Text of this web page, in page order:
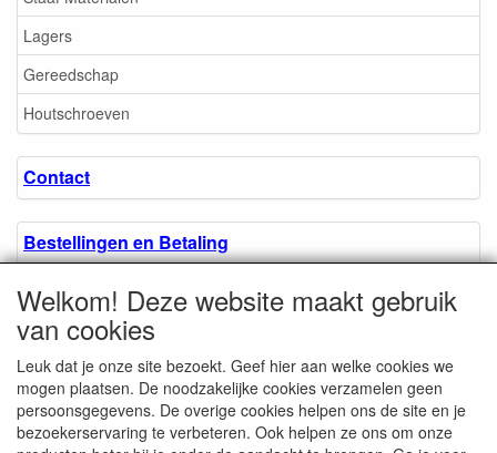
Lagers
Gereedschap
Houtschroeven
Contact
Bestellingen en Betaling
Algemene voorwaarden
Over ons.
Privacyverklaring
Welkom! Deze website maakt gebruik
van cookies
Leuk dat je onze site bezoekt. Geef hier aan welke cookies we
mogen plaatsen. De noodzakelijke cookies verzamelen geen
persoonsgegevens. De overige cookies helpen ons de site en je
bezoekerservaring te verbeteren. Ook helpen ze ons om onze